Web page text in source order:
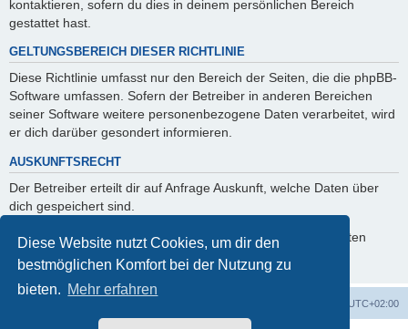
Diese Website nutzt Cookies, um dir den
bestmöglichen Komfort bei der Nutzung zu
bieten. Mehr erfahren
kontaktieren, sofern du dies in deinem persönlichen Bereich
gestattet hast.
GELTUNGSBEREICH DIESER RICHTLINIE
Diese Richtlinie umfasst nur den Bereich der Seiten, die die phpBB-
Software umfassen. Sofern der Betreiber in anderen Bereichen
seiner Software weitere personenbezogene Daten verarbeitet, wird
er dich darüber gesondert informieren.
AUSKUNFTSRECHT
Der Betreiber erteilt dir auf Anfrage Auskunft, welche Daten über
dich gespeichert sind.
Du kannst jederzeit die Löschung bzw. Sperrung deiner Daten
verlangen. Kontaktiere hierzu bitte den Betreiber.
UTC+02:00